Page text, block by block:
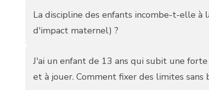
La discipline des enfants incombe-t-elle à
d'impact maternel) ?
J'ai un enfant de 13 ans qui subit une
et à jouer. Comment fixer des limites